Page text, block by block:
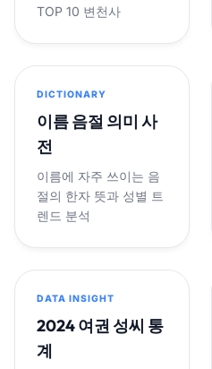
TOP 10 변천사
DICTIONARY
이름 음절 의미 사
전
이름에 자주 쓰이는 음
절의 한자 뜻과 성별 트
렌드 분석
DATA INSIGHT
2024 여권 성씨 통
계